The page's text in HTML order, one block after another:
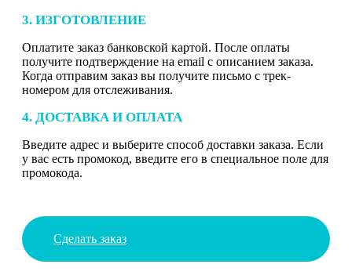
3. ИЗГОТОВЛЕНИЕ
Оплатите заказ банковской картой. После оплаты
получите подтверждение на email с описанием заказа.
Когда отправим заказ вы получите письмо с трек-
номером для отслеживания.
4. ДОСТАВКА И ОПЛАТА
Введите адрес и выберите способ доставки заказа. Если
у вас есть промокод, введите его в специальное поле для
промокода.
Сделать заказ